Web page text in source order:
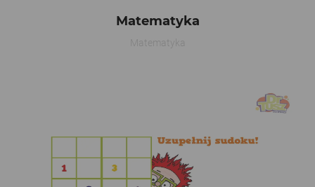
Matematyka
Matematyka